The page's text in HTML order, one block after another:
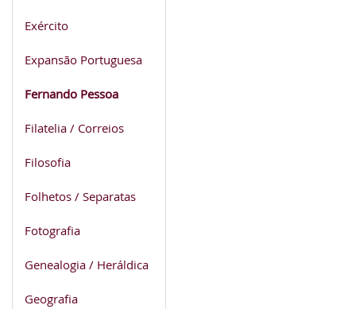
Exército
Expansão Portuguesa
Fernando Pessoa
Filatelia / Correios
Filosofia
Folhetos / Separatas
Fotografia
Genealogia / Heráldica
Geografia